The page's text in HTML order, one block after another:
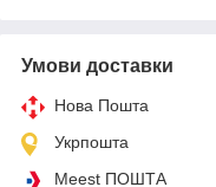
Умови доставки
Нова Пошта
Укрпошта
Meest ПОШТА